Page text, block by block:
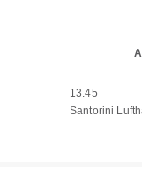
13.45
Santorini